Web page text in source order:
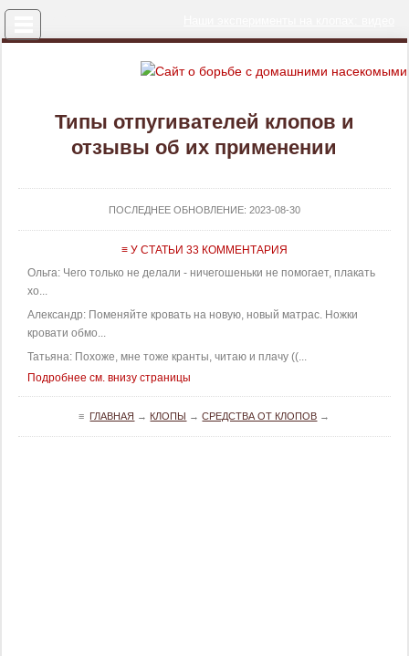
Типы отпугивателей клопов и
отзывы об их применении
ПОСЛЕДНЕЕ ОБНОВЛЕНИЕ: 2023-08-30
≡ У СТАТЬИ 33 КОММЕНТАРИЯ
Ольга: Чего только не делали - ничегошеньки не помогает, плакать
хо...
Александр: Поменяйте кровать на новую, новый матрас. Ножки
кровати обмо...
Татьяна: Похоже, мне тоже кранты, читаю и плачу ((...
Подробнее см. внизу страницы
≡ ГЛАВНАЯ → КЛОПЫ →СРЕДСТВА ОТ КЛОПОВ →